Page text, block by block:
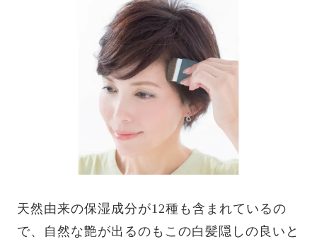
天然由来の保湿成分が12種も含まれているの
で、自然な艶が出るのもこの白髪隠しの良いと